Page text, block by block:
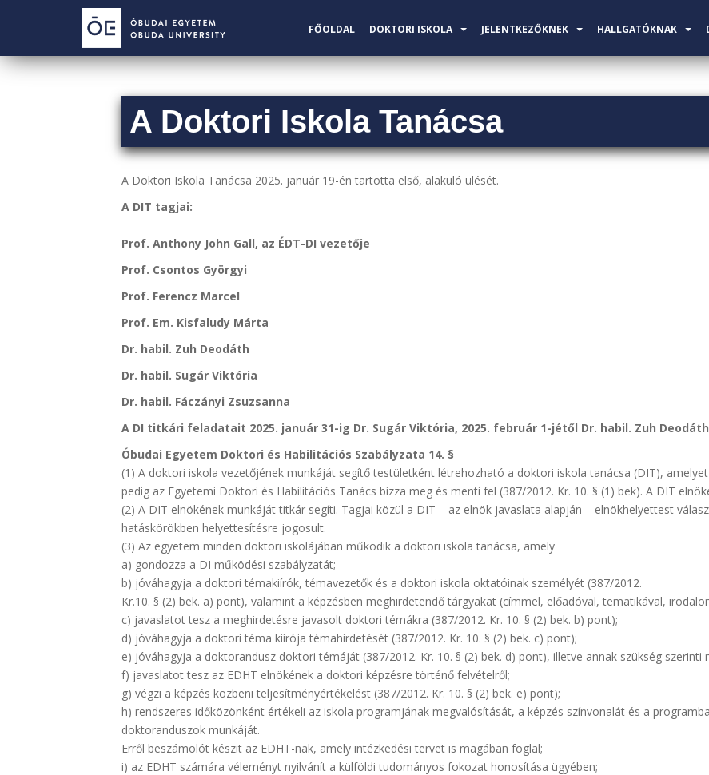
p
FŐOLDAL DOKTORI ISKOLA JELENTKEZŐKNEK HALLGATÓKNAK
A Doktori Iskola Tanácsa
A Doktori Iskola Tanácsa 2025. január 19-én tartotta első, alakuló ülését.
A DIT tagjai:
Prof. Anthony John Gall, az ÉDT-DI vezetője
Prof. Csontos Györgyi
Prof. Ferencz Marcel
Prof. Em. Kisfaludy Márta
Dr. habil. Zuh Deodáth
Dr. habil. Sugár Viktória
Dr. habil. Fáczányi Zsuzsanna
A DI titkári feladatait 2025. január 31-ig Dr. Sugár Viktória, 2025. február 1-jétől Dr. habil. Zuh
Óbudai Egyetem Doktori és Habilitációs Szabályzata 14. §
(1) A doktori iskola vezetőjének munkáját segítő testületként létrehozható a doktori iskola tanácsa (DIT),
pedig az Egyetemi Doktori és Habilitációs Tanács bízza meg és menti fel (387/2012. Kr. 10. § (1) bek). A DIT
(2) A DIT elnökének munkáját titkár segíti. Tagjai közül a DIT – az elnök javaslata alapján – elnökhelyettest
hatáskörökben helyettesítésre jogosult.
(3) Az egyetem minden doktori iskolájában működik a doktori iskola tanácsa, amely
a) gondozza a DI működési szabályzatát;
b) jóváhagyja a doktori témakiírók, témavezetők és a doktori iskola oktatóinak személyét (387/2012.
Kr.10. § (2) bek. a) pont), valamint a képzésben meghirdetendő tárgyakat (címmel, előadóval, tematikával,
c) javaslatot tesz a meghirdetésre javasolt doktori témákra (387/2012. Kr. 10. § (2) bek. b) pont);
d) jóváhagyja a doktori téma kiírója témahirdetését (387/2012. Kr. 10. § (2) bek. c) pont);
e) jóváhagyja a doktorandusz doktori témáját (387/2012. Kr. 10. § (2) bek. d) pont), illetve annak szükség szerinti
f) javaslatot tesz az EDHT elnökének a doktori képzésre történő felvételről;
g) végzi a képzés közbeni teljesítményértékelést (387/2012. Kr. 10. § (2) bek. e) pont);
h) rendszeres időközönként értékeli az iskola programjának megvalósítását, a képzés színvonalát és a
doktoranduszok munkáját.
Erről beszámolót készit az EDHT-nak, amely intézkedési tervet is magában foglal;
i) az EDHT számára véleményt nyilvánít a külföldi tudományos fokozat honosítása ügyében;